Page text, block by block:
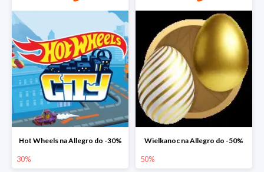
Hot Wheels na Allegro do -30%
30%
Wielkanoc na Allegro do -50%
50%